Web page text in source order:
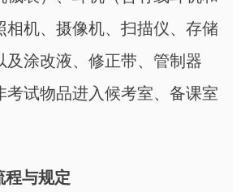
相机、摄像机、扫描仪、存储
及涂改液、修正带、管制器
考试物品进入候考室、备课室
程与规定